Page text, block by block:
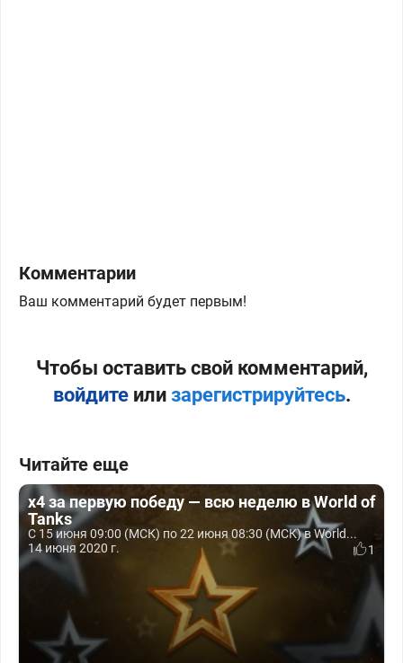
Комментарии
Ваш комментарий будет первым!
Чтобы оставить свой комментарий,
войдитеили зарегистрируйтесь.
Читайте еще
x4 за первую победу — всю неделю в World of
Tanks
С 15 июня 09:00 (МСК) по 22 июня 08:30 (МСК) в World...
14 июня 2020 г.
1